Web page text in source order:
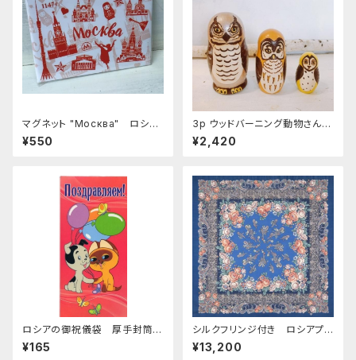
マグネット "Москва" ロシア
土産に最適 ZZ272
¥550
3p ウッドバーニング動物さんマ
トリョーシカ 「みみずく メタリ
ック」 10.5cm MT008
¥2,420
ロシアの御祝儀袋 厚手封筒
E-263 「ロシアアニメcongra
tulations」
¥165
シルクフリンジ付き ロシアプラ
トーク「ベッドタイムストーリー」
125x125 cm
¥13,200